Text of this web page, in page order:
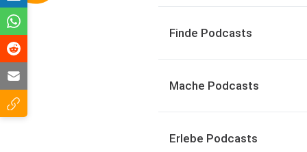
Finde Podcasts
Mache Podcasts
Erlebe Podcasts